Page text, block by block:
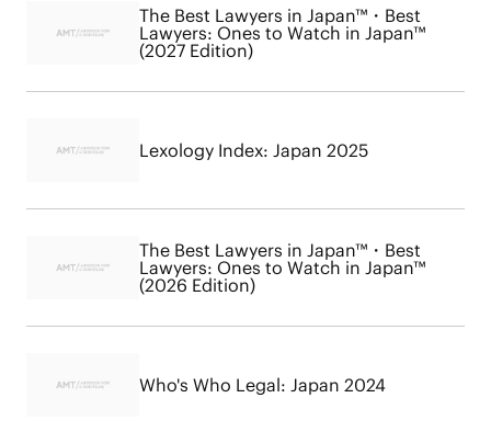
The Best Lawyers in Japan™・Best
Lawyers: Ones to Watch in Japan™
(2027 Edition)
Lexology Index: Japan 2025
The Best Lawyers in Japan™・Best
Lawyers: Ones to Watch in Japan™
(2026 Edition)
Who's Who Legal: Japan 2024